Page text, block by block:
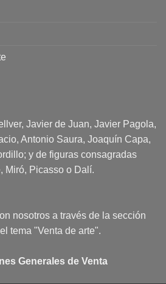
Javier de Juan, Javier Pagola,
Antonio Saura, Joaquín Capa,
y de figuras consagradas
Miró, Picasso o Dalí.
nosotros a través de la sección
tema "Venta de arte".
Generales de Venta